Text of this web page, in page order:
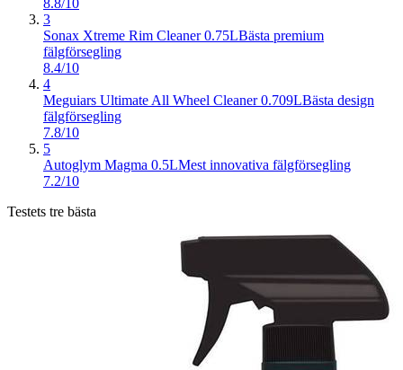
3
Sonax Xtreme Rim Cleaner 0.75LBästa premium
fälgförsegling
8.4/10
4
Meguiars Ultimate All Wheel Cleaner 0.709LBästa design
fälgförsegling
7.8/10
5
Autoglym Magma 0.5LMest innovativa fälgförsegling
7.2/10
Testets tre bästa